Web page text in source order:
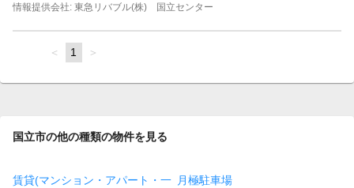
情報提供会社: 東急リバブル(株) 国立センター
page
You're
page
1 page
国立市の他の種類の物件を見る
賃貸(マンション・アパート・一 月極駐車場